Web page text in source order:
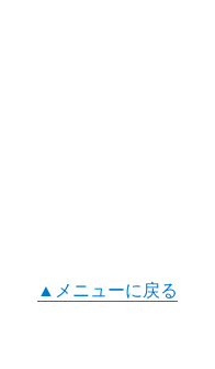
▲メニューに戻る